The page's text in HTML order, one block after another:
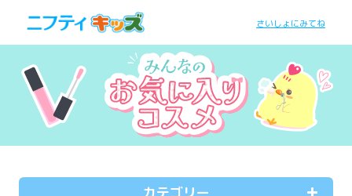
さいしょにみてね
カテゴリー